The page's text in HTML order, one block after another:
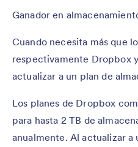
Ganador en
Cuando necesita más que
respectivamente Dropbox
actualizar a un plan de
Los planes de Dropbox
para hasta 2 TB de
anualmente. Al actualizar